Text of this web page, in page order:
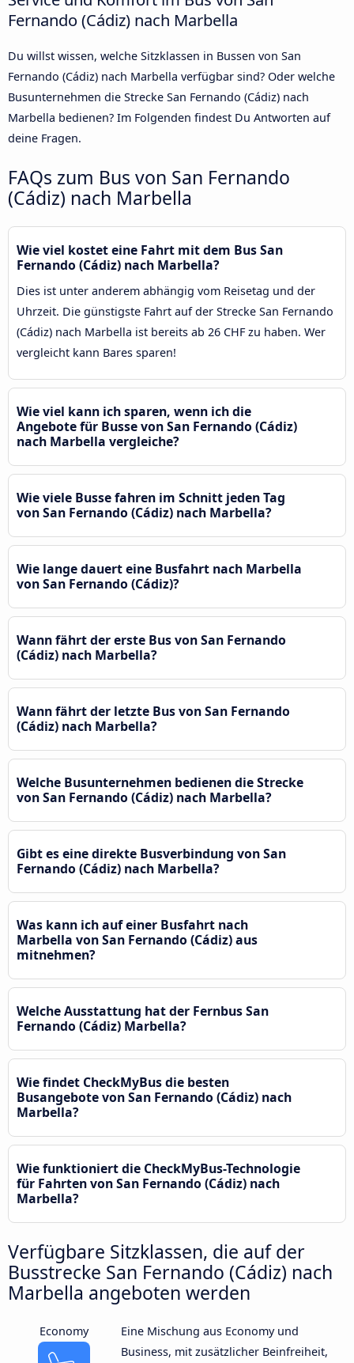
Fernando (Cádiz) nach Marbella
Du willst wissen, welche Sitzklassen in Bussen von San
Fernando (Cádiz) nach Marbella verfügbar sind? Oder welche
Busunternehmen die Strecke San Fernando (Cádiz) nach
Marbella bedienen? Im Folgenden findest Du Antworten auf
deine Fragen.
FAQs zum Bus von San Fernando
(Cádiz) nach Marbella
Wie viel kostet eine Fahrt mit dem Bus San
Fernando (Cádiz) nach Marbella?
Dies ist unter anderem abhängig vom Reisetag und der
Uhrzeit. Die günstigste Fahrt auf der Strecke San Fernando
(Cádiz) nach Marbella ist bereits ab 26 CHF zu haben. Wer
vergleicht kann Bares sparen!
Wie viel kann ich sparen, wenn ich die
Angebote für Busse von San Fernando (Cádiz)
nach Marbella vergleiche?
Wie viele Busse fahren im Schnitt jeden Tag
von San Fernando (Cádiz) nach Marbella?
Wie lange dauert eine Busfahrt nach Marbella
von San Fernando (Cádiz)?
Wann fährt der erste Bus von San Fernando
(Cádiz) nach Marbella?
Wann fährt der letzte Bus von San Fernando
(Cádiz) nach Marbella?
Welche Busunternehmen bedienen die Strecke
von San Fernando (Cádiz) nach Marbella?
Gibt es eine direkte Busverbindung von San
Fernando (Cádiz) nach Marbella?
Was kann ich auf einer Busfahrt nach
Marbella von San Fernando (Cádiz) aus
mitnehmen?
Welche Ausstattung hat der Fernbus San
Fernando (Cádiz) Marbella?
Wie findet CheckMyBus die besten
Busangebote von San Fernando (Cádiz) nach
Marbella?
Wie funktioniert die CheckMyBus-Technologie
für Fahrten von San Fernando (Cádiz) nach
Marbella?
Verfügbare Sitzklassen, die auf der
Busstrecke San Fernando (Cádiz) nach
Marbella angeboten werden
Economy
Eine Mischung aus Economy und
Business, mit zusätzlicher Beinfreiheit,